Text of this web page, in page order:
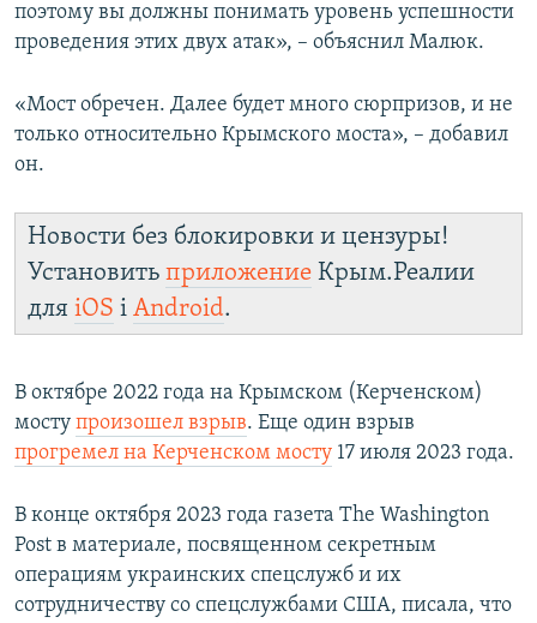
поэтому вы должны понимать уровень успешности
проведения этих двух атак», – объяснил Малюк.
«Мост обречен. Далее будет много сюрпризов, и не
только относительно Крымского моста», – добавил
он.
Новости без блокировки и цензуры!
Установить приложение Крым.Реалии
для iOS і Android.
В октябре 2022 года на Крымском (Керченском)
мосту произошел взрыв. Еще один взрыв
прогремел на Керченском мосту 17 июля 2023 года.
В конце октября 2023 года газета The Washington
Post в материале, посвященном секретным
операциям украинских спецслужб и их
сотрудничеству со спецслужбами США, писала, что